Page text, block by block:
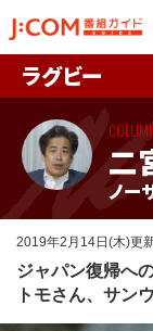
ラグビー
二
ノー
2019年2月14日(木)更
ジャパン復帰へ
トモさん、サン